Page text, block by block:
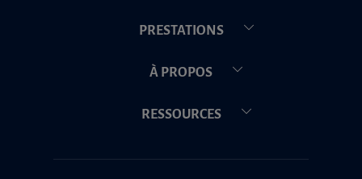
PRESTATIONS
À PROPOS
RESSOURCES